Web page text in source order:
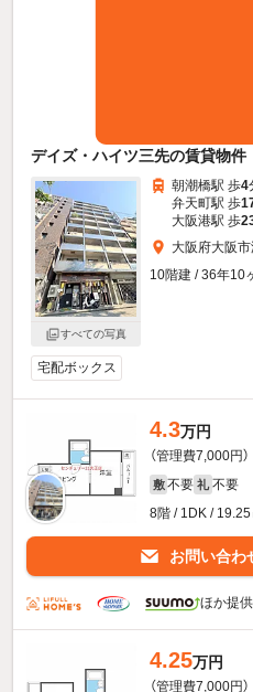
デイズ・ハイツ三先の賃貸物件
すべての写真
朝潮橋駅 歩4
弁天町駅 歩
大阪港駅 歩
大阪府大阪
10階建 / 36年10
宅配ボックス
4.3万円
（管理費7,000円）
敷 不要 礼 不要
8階 / 1DK / 19.25
お問い合わ
ほか提供
4.25万円
（管理費7,000円）